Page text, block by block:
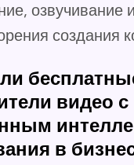
озвучивание
создания
видео с
в